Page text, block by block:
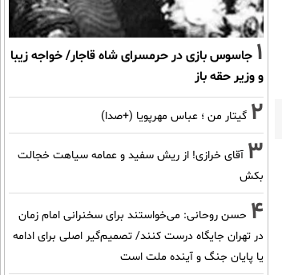
1 جاسوس بازی در حرمسرای شاه قاجار/ خواجه زیبا
و وزیر حقه باز
2 گیتار من ؛ عباس مهرپویا (+صدا)
3 آقای خرازی! از ریش سفید و عمامه سیاهت خجالت
بکش
4 حسن روحانی: می‌خواستند برای سخنرانی امام زمان
در تهران جایگاه درست کنند/ تصمیم‌گیر اصلی برای ادامه
یا پایان جنگ و آینده ملت است